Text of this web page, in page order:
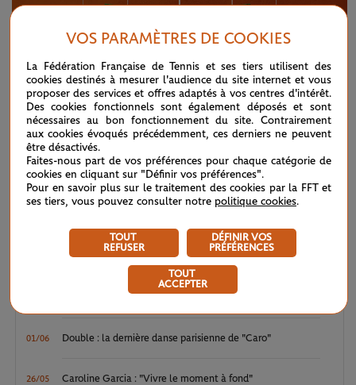
"COURTSIDE CONVERSATIONS" JEUDI 18 SEPTEMBRE 2025
"Courtside Conversations" – EP 12 : Caroline
Garcia débriefe l’US Open 2025
FIL D'ACTU DE LA JOUEUSE
"Courtside Conversations" – EP 12 : Caroline Garcia
débriefe l’US Open 2025
01/06 Double : la dernière danse parisienne de "Caro"
26/05 Caroline Garcia : "Vivre le moment à fond"
VOS PARAMÈTRES DE COOKIES
La Fédération Française de Tennis et ses tiers utilisent des
cookies destinés à mesurer l'audience du site internet et vous
proposer des services et offres adaptés à vos centres d'intérêt.
Des cookies fonctionnels sont également déposés et sont
nécessaires au bon fonctionnement du site. Contrairement
aux cookies évoqués précédemment, ces derniers ne peuvent
être désactivés.
Faites-nous part de vos préférences pour chaque catégorie de
cookies en cliquant sur "Définir vos préférences".
Pour en savoir plus sur le traitement des cookies par la FFT et
ses tiers, vous pouvez consulter notre politique cookies.
TOUT
REFUSER
DÉFINIR VOS
PRÉFÉRENCES
TOUT
ACCEPTER